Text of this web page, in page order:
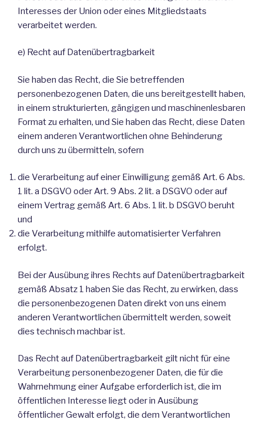
Interesses der Union oder eines Mitgliedstaats
verarbeitet werden.
e) Recht auf Datenübertragbarkeit
Sie haben das Recht, die Sie betreffenden
personenbezogenen Daten, die uns bereitgestellt haben,
in einem strukturierten, gängigen und maschinenlesbaren
Format zu erhalten, und Sie haben das Recht, diese Daten
einem anderen Verantwortlichen ohne Behinderung
durch uns zu übermitteln, sofern
die Verarbeitung auf einer Einwilligung gemäß Art. 6 Abs.
1 lit. a DSGVO oder Art. 9 Abs. 2 lit. a DSGVO oder auf
einem Vertrag gemäß Art. 6 Abs. 1 lit. b DSGVO beruht
und
die Verarbeitung mithilfe automatisierter Verfahren
erfolgt.
Bei der Ausübung ihres Rechts auf Datenübertragbarkeit
gemäß Absatz 1 haben Sie das Recht, zu erwirken, dass
die personenbezogenen Daten direkt von uns einem
anderen Verantwortlichen übermittelt werden, soweit
dies technisch machbar ist.
Das Recht auf Datenübertragbarkeit gilt nicht für eine
Verarbeitung personenbezogener Daten, die für die
Wahrnehmung einer Aufgabe erforderlich ist, die im
öffentlichen Interesse liegt oder in Ausübung
öffentlicher Gewalt erfolgt, die dem Verantwortlichen